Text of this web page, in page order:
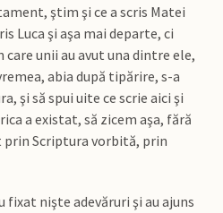
ştim şi ce a scris Matei
Luca şi aşa mai departe, ci
unii au avut una dintre ele,
abia după tipărire, s-a
şi să spui uite ce scrie aici şi
a existat, să zicem aşa, fără
prin Scriptura vorbită, prin
fixat nişte adevăruri şi au ajuns